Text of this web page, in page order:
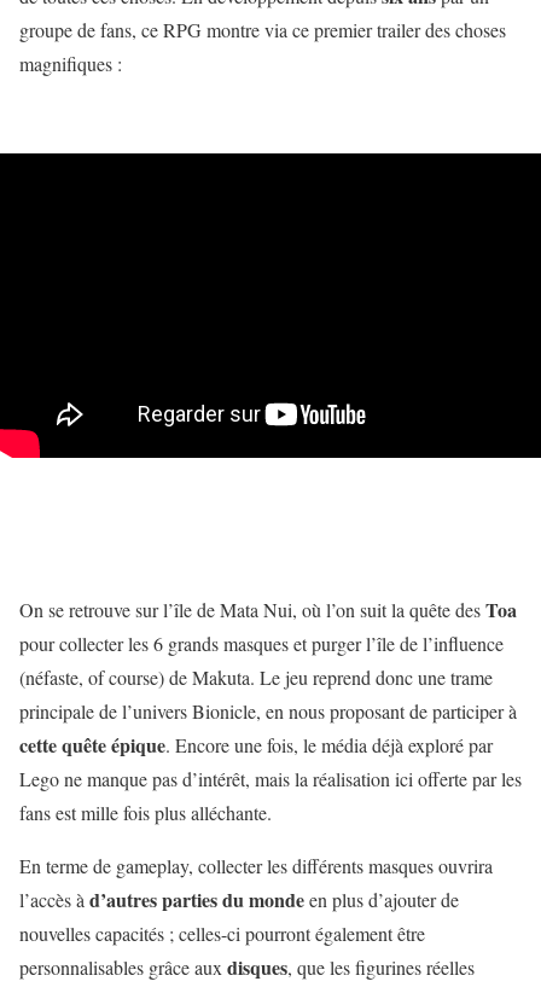
groupe de fans, ce RPG montre via ce premier trailer des choses
magnifiques :
On se retrouve sur l’île de Mata Nui, où l’on suit la quête desToa
pour collecter les 6 grands masques et purger l’île de l’influence
(néfaste, of course) de Makuta. Le jeu reprend donc une trame
principale de l’univers Bionicle, en nous proposant de participer à
cette quête épique. Encore une fois, le média déjà exploré par
Lego ne manque pas d’intérêt, mais la réalisation ici offerte par les
fans est mille fois plus alléchante.
En terme de gameplay, collecter les différents masques ouvrira
l’accès à d’autres parties du mondeen plus d’ajouter de
nouvelles capacités ; celles-ci pourront également être
personnalisables grâce aux disques, que les figurines réelles